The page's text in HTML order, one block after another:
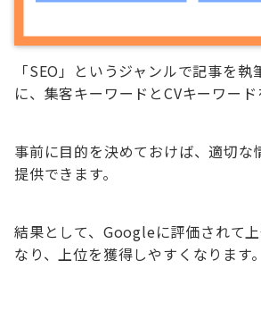
「SEO」というジャンルで記事を執
に、集客キーワードとCVキーワード
事前に目的を決めておけば、適切な
提供できます。
結果として、Googleに評価されて
なり、上位を獲得しやすくなります。